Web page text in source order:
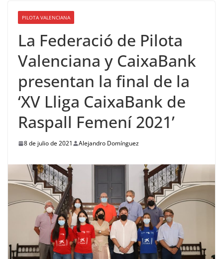
PILOTA VALENCIANA
La Federació de Pilota
Valenciana y CaixaBank
presentan la final de la
‘XV Lliga CaixaBank de
Raspall Femení 2021’
8 de julio de 2021 Alejandro Domínguez